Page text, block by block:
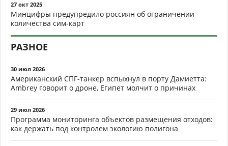
27 окт 2025
Минцифры предупредило россиян об ограничении
количества сим-карт
РАЗНОЕ
30 июл 2026
Американский СПГ-танкер вспыхнул в порту Дамиетта:
Ambrey говорит о дроне, Египет молчит о причинах
29 июл 2026
Программа мониторинга объектов размещения отходов:
как держать под контролем экологию полигона